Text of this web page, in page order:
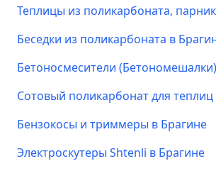
Теплицы из поликарбоната,
Беседки из поликарбоната в
Бетоносмесители
Сотовый поликарбонат для теплиц
Бензокосы и триммеры в Брагине
Электроскутеры Shtenli в Брагине